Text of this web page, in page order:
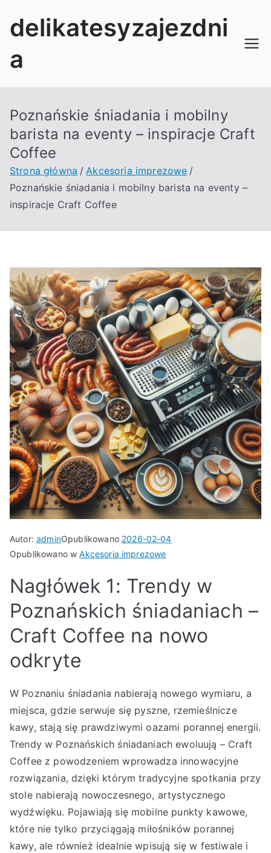
dodelikatesyzajezdni
a
Poznańskie śniadania i mobilny
barista na eventy – inspiracje Craft
Coffee
Strona główna
Akcesoria imprezowe
Poznańskie śniadania i mobilny barista na eventy –
inspiracje Craft Coffee
Autor:adminOpublikowano 2026-02-04
Opublikowano wAkcesoria imprezowe
Nagłówek 1: Trendy w
Poznańskich śniadaniach –
Craft Coffee na nowo
odkryte
W Poznaniu śniadania nabierają nowego wymiaru, a
miejsca, gdzie serwuje się pyszne, rzemieślnicze
kawy, stają się prawdziwymi oazami porannej energii.
Trendy w Poznańskich śniadaniach ewoluują – Craft
Coffee z powodzeniem wprowadza innowacyjne
rozwiązania, dzięki którym tradycyjne spotkania przy
stole nabierają nowoczesnego, artystycznego
wydźwięku. Pojawiają się mobilne punkty kawowe,
które nie tylko przyciągają miłośników porannej
kawy, ale również idealnie wpisują się w festiwale i